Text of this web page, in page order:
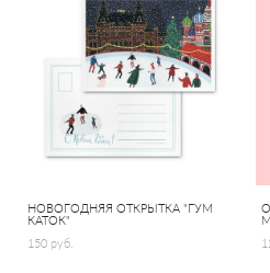
НОВОГОДНЯЯ ОТКРЫТКА "ГУМ
КАТОК"
150 pуб.